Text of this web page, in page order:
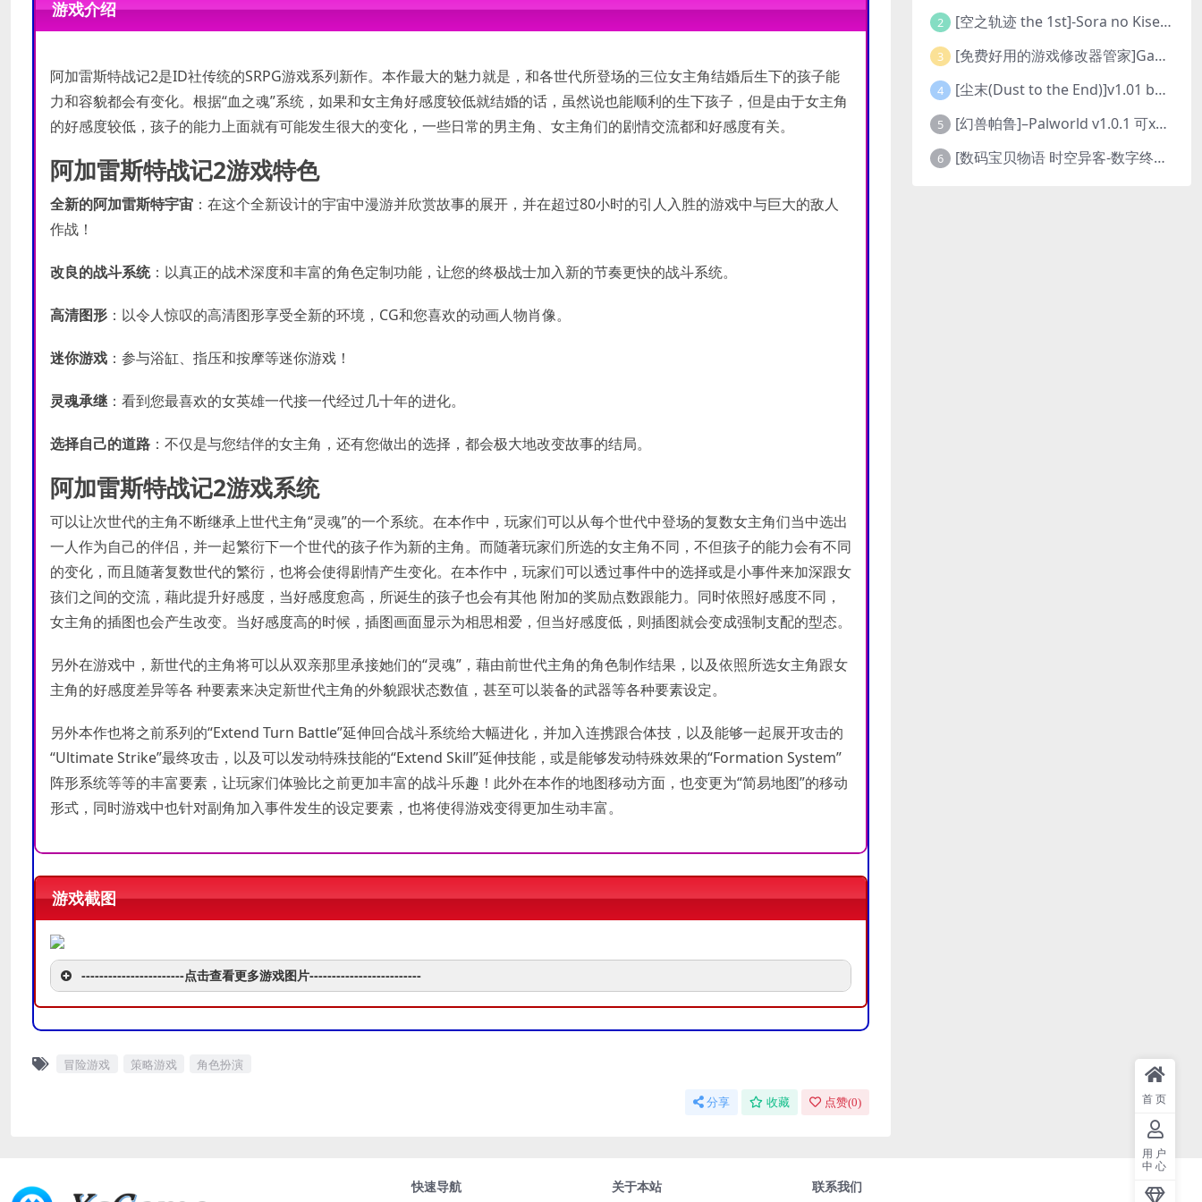
处理器:2.13GHz Intel Core2 Duo or equivalent
内存:1 GB RAM
DirectX 版本:9.0c
存储空间:
需要 7 GB 可用空间
声卡:DirectX 9.0c compatible sound card
推荐配置
处理器:3GHz Intel i3 or equivalent
内存:4 GB RAM
声卡:DirectX 9.0c compatible sound card
游戏介绍
阿加雷斯特战记2是ID社传统的SRPG游戏系列新作。本作最大的魅力就是，和各世代所登场的三位女主角结婚后生下的孩子能
力和容貌都会有变化。根据“血之魂”系统，如果和女主角好感度较低就结婚的话，虽然说也能顺利的生下孩子，但是由于女主角
的好感度较低，孩子的能力上面就有可能发生很大的变化，一些日常的男主角、女主角们的剧情交流都和好感度有关。
阿加雷斯特战记2游戏特色
全新的阿加雷斯特宇宙 ：在这个全新设计的宇宙中漫游并欣赏故事的展开，并在超过80小时的引人入胜的游戏中与巨大的敌人
作战！
改良的战斗系统：以真正的战术深度和丰富的角色定制功能，让您的终极战士加入新的节奏更快的战斗系统。
高清图形 ：以令人惊叹的高清图形享受全新的环境，CG和您喜欢的动画人物肖像。
迷你游戏 ：参与浴缸、指压和按摩等迷你游戏！
灵魂承继 ：看到您最喜欢的女英雄一代接一代经过几十年的进化。
选择自己的道路 ：不仅是与您结伴的女主角，还有您做出的选择，都会极大地改变故事的结局。
阿加雷斯特战记2游戏系统
可以让次世代的主角不断继承上世代主角“灵魂”的一个系统。在本作中，玩家们可以从每个世代中登场的复数女主角们当中选出
一人作为自己的伴侣，并一起繁衍下一个世代的孩子作为新的主角。而随著玩家们所选的女主角不同，不但孩子的能力会有不同
的变化，而且随著复数世代的繁衍，也将会使得剧情产生变化。在本作中，玩家们可以透过事件中的选择或是小事件来加深跟女
孩们之间的交流，藉此提升好感度，当好感度愈高，所诞生的孩子也会有其他 附加的奖励点数跟能力。同时依照好感度不同，
女主角的插图也会产生改变。当好感度高的时候，插图画面显示为相思相爱，但当好感度低，则插图就会变成强制支配的型态。
另外在游戏中，新世代的主角将可以从双亲那里承接她们的“灵魂”，藉由前世代主角的角色制作结果，以及依照所选女主角跟女
主角的好感度差异等各 种要素来决定新世代主角的外貌跟状态数值，甚至可以装备的武器等各种要素设定。
另外本作也将之前系列的“Extend Turn Battle”延伸回合战斗系统给大幅进化，并加入连携跟合体技，以及能够一起展开攻击的
“Ultimate Strike”最终攻击，以及可以发动特殊技能的“Extend Skill”延伸技能，或是能够发动特殊效果的“Formation System”
阵形系统等等的丰富要素，让玩家们体验比之前更加丰富的战斗乐趣！此外在本作的地图移动方面，也变更为“简易地图”的移动
形式，同时游戏中也针对副角加入事件发生的设定要素，也将使得游戏变得更加生动丰富。
游戏截图
-----------------------点击查看更多游戏图片-------------------------
冒险游戏 策略游戏 角色扮演
分享 收藏 点赞(0)
2 [空之轨迹 the 1st]-Sora no Kiseki the 1st-更新至v1.06.4-全DLC
3 [免费好用的游戏修改器管家]Game Cheats Manager
4 [尘末(Dust to the End)]v1.01 build9321107
5 [幻兽帕鲁]–Palworld v1.0.1 可xbox联机
6 [数码宝贝物语 时空异客-数字终极版]- Digimon Story Time Stranger-Build.23514637
快速导航 关于本站 联系我们
首页
用户
中心